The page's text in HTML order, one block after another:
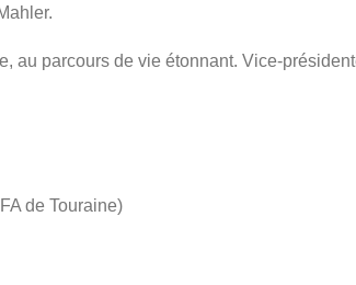
au parcours de vie étonnant. Vice-
de Touraine)